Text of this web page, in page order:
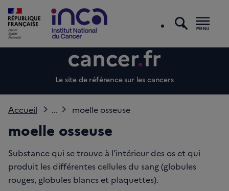
Le site de référence sur les cancers
Accueil ... moelle osseuse
moelle osseuse
Substance qui se trouve à l’intérieur des os et qui
produit les différentes cellules du sang (globules
rouges, globules blancs et plaquettes).